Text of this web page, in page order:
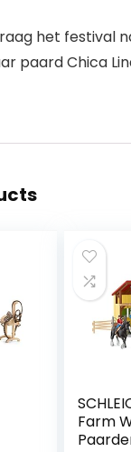
het festival
paard Chica
Farm